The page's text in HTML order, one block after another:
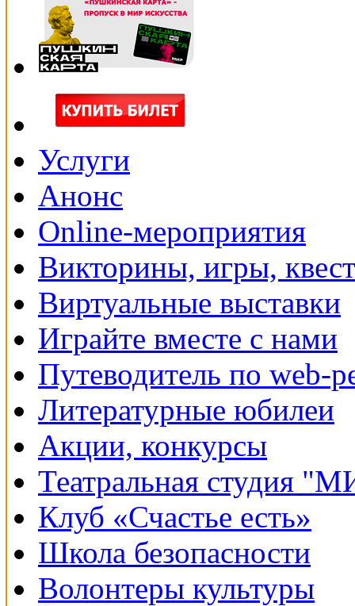
Услуги
Анонс
Online-мероприятия
Викторины, игры,
Виртуальные выставки
Играйте вместе с нами
Путеводитель по web-
Литературные юбилеи
Акции, конкурсы
Театральная студия
Клуб «Счастье есть»
Школа безопасности
Волонтеры культуры